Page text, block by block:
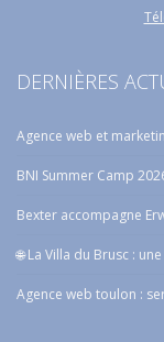
DERNIÈRES
Agence web et
BNI Summer Camp
Bexter accompagne
🌐 La Villa du Brusc :
Agence web toulon :